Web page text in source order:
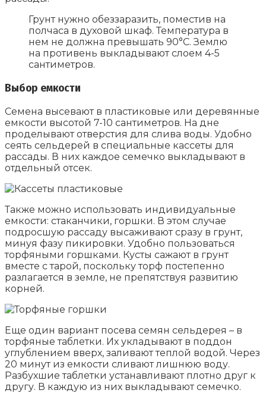
Грунт нужно обеззаразить, поместив на
полчаса в духовой шкаф. Температура в
нем не должна превышать 90°С. Землю
на противень выкладывают слоем 4-5
сантиметров.
Выбор емкости
Семена высевают в пластиковые или деревянные
емкости высотой 7-10 сантиметров. На дне
проделывают отверстия для слива воды. Удобно
сеять сельдерей в специальные кассеты для
рассады. В них каждое семечко выкладывают в
отдельный отсек.
Также можно использовать индивидуальные
емкости: стаканчики, горшки. В этом случае
подросшую рассаду высаживают сразу в грунт,
минуя фазу пикировки. Удобно пользоваться
торфяными горшками. Кусты сажают в грунт
вместе с тарой, поскольку торф постепенно
разлагается в земле, не препятствуя развитию
корней.
Еще один вариант посева семян сельдерея – в
торфяные таблетки. Их укладывают в поддон
углублением вверх, заливают теплой водой. Через
20 минут из емкости сливают лишнюю воду.
Разбухшие таблетки устанавливают плотно друг к
другу. В каждую из них выкладывают семечко.